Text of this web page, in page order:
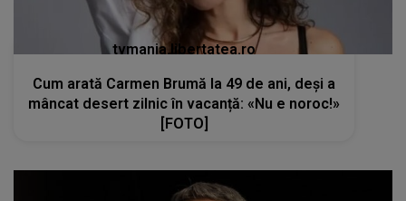
tvmania.libertatea.ro
Cum arată Carmen Brumă la 49 de ani, deși a
mâncat desert zilnic în vacanță: «Nu e noroc!»
[FOTO]